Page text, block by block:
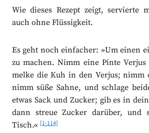
Wie dieses Rezept zeigt, servierte
auch ohne Flüssigkeit.
Es geht noch einfacher: »Um einen
zu machen. Nimm eine Pinte Verjus
melke die Kuh in den Verjus; nimm
nimm süße Sahne, und schlage
etwas Sack und Zucker; gib es in
dann streue Zucker darüber, und
Tisch.«[1-114]